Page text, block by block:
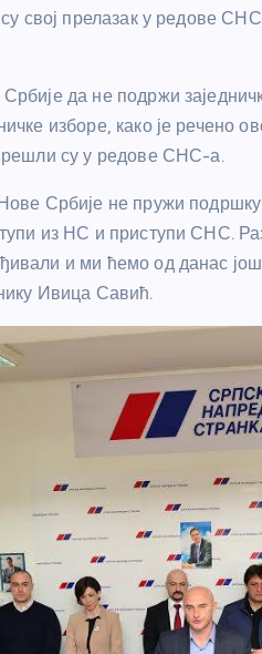
су свој прелазак у редове
да не подржи
изборе, како је речено
су у редове СНС-а.
Србије не пружи
из НС и приступи СНС.
и ми ћемо од данас
Ивица Савић.